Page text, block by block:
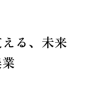
る、未来